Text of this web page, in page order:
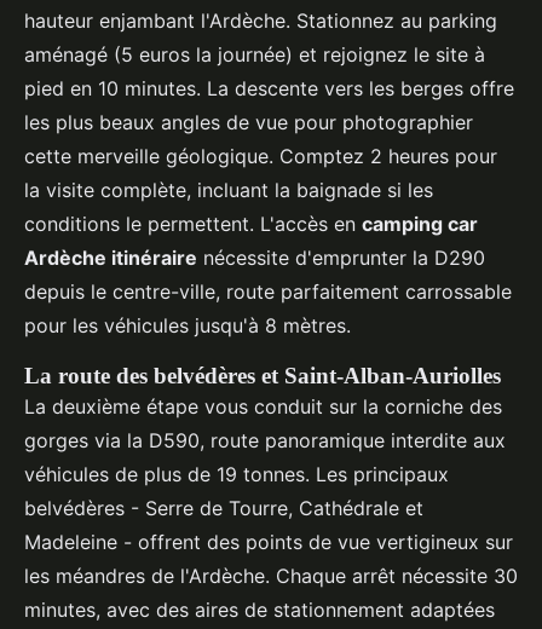
hauteur enjambant l'Ardèche. Stationnez au parking
aménagé (5 euros la journée) et rejoignez le site à
pied en 10 minutes. La descente vers les berges offre
les plus beaux angles de vue pour photographier
cette merveille géologique. Comptez 2 heures pour
la visite complète, incluant la baignade si les
conditions le permettent. L'accès en camping car
Ardèche itinéraire nécessite d'emprunter la D290
depuis le centre-ville, route parfaitement carrossable
pour les véhicules jusqu'à 8 mètres.
La route des belvédères et Saint-Alban-Auriolles
La deuxième étape vous conduit sur la corniche des
gorges via la D590, route panoramique interdite aux
véhicules de plus de 19 tonnes. Les principaux
belvédères - Serre de Tourre, Cathédrale et
Madeleine - offrent des points de vue vertigineux sur
les méandres de l'Ardèche. Chaque arrêt nécessite 30
minutes, avec des aires de stationnement adaptées